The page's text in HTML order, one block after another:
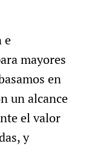
e
mayores
en
un alcance
el valor
y